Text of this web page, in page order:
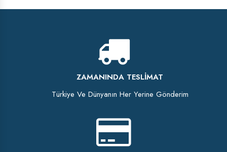
ZAMANINDA TESLIMAT
Türkiye Ve Dünyanın Her Yerine Gönderim